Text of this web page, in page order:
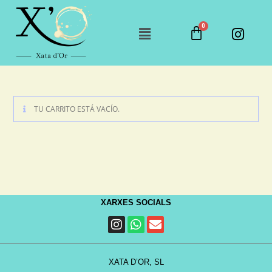
TU CARRITO ESTÁ VACÍO.
XARXES SOCIALS
XATA D’OR, SL